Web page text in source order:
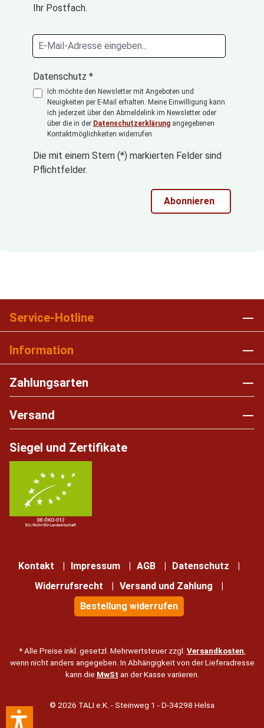
Ihr Postfach.
Datenschutz *
Ich möchte den Newsletter mit Angeboten und
Neuigkeiten per E-Mail erhalten. Meine Einwilligung kann
ich jederzeit über den Abmeldelink im Newsletter oder
über die in der Datenschutzerklärung angegebenen
Kontaktmöglichkeiten widerrufen.
Die mit einem Stern (*) markierten Felder sind
Pflichtfelder.
Abonnieren
Service-Hotline
Information
Zahlungsarten
Versand
Siegel und Zertifikate
Kontakt Impressum AGB
Datenschutz
Widerrufsrecht
Versand und Zahlung
Bestellung widerrufen
* Alle Preise inkl. gesetzl. Mehrwertsteuer zzgl. Versandkosten
wenn nicht anders angegeben. In Abhängigkeit von der Lieferadresse
kann die MwSt an der Kasse variieren.
© 2026 TALI e.K. - Steinweg 1 - D-34298 Helsa